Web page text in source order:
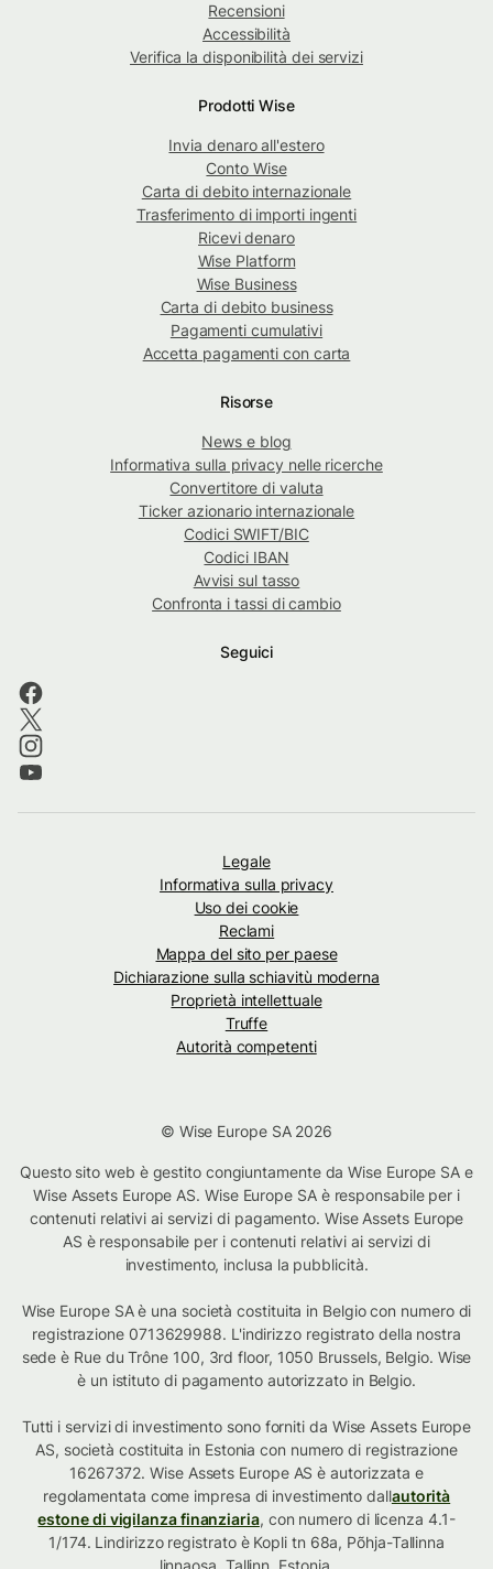
Recensioni
Accessibilità
Verifica la disponibilità dei servizi
Prodotti Wise
Invia denaro all'estero
Conto Wise
Carta di debito internazionale
Trasferimento di importi ingenti
Ricevi denaro
Wise Platform
Wise Business
Carta di debito business
Pagamenti cumulativi
Accetta pagamenti con carta
Risorse
News e blog
Informativa sulla privacy nelle ricerche
Convertitore di valuta
Ticker azionario internazionale
Codici SWIFT/BIC
Codici IBAN
Avvisi sul tasso
Confronta i tassi di cambio
Seguici
Legale
Informativa sulla privacy
Uso dei cookie
Reclami
Mappa del sito per paese
Dichiarazione sulla schiavitù moderna
Proprietà intellettuale
Truffe
Autorità competenti
© Wise Europe SA 2026
Questo sito web è gestito congiuntamente da Wise Europe SA e
Wise Assets Europe AS. Wise Europe SA è responsabile per i
contenuti relativi ai servizi di pagamento. Wise Assets Europe
AS è responsabile per i contenuti relativi ai servizi di
investimento, inclusa la pubblicità.
Wise Europe SA è una società costituita in Belgio con numero di
registrazione 0713629988. L'indirizzo registrato della nostra
sede è Rue du Trône 100, 3rd floor, 1050 Brussels, Belgio. Wise
è un istituto di pagamento autorizzato in Belgio.
Tutti i servizi di investimento sono forniti da Wise Assets Europe
AS, società costituita in Estonia con numero di registrazione
16267372. Wise Assets Europe AS è autorizzata e
regolamentata come impresa di investimento dallautorità
estone di vigilanza finanziaria, con numero di licenza 4.1-
1/174. Lindirizzo registrato è Kopli tn 68a, Põhja-Tallinna